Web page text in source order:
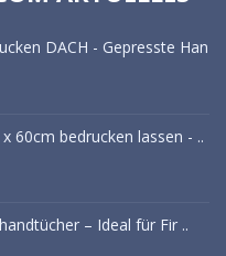
DACH - Gepresste Han
60cm bedrucken lassen - ..
– Ideal für Fir ..